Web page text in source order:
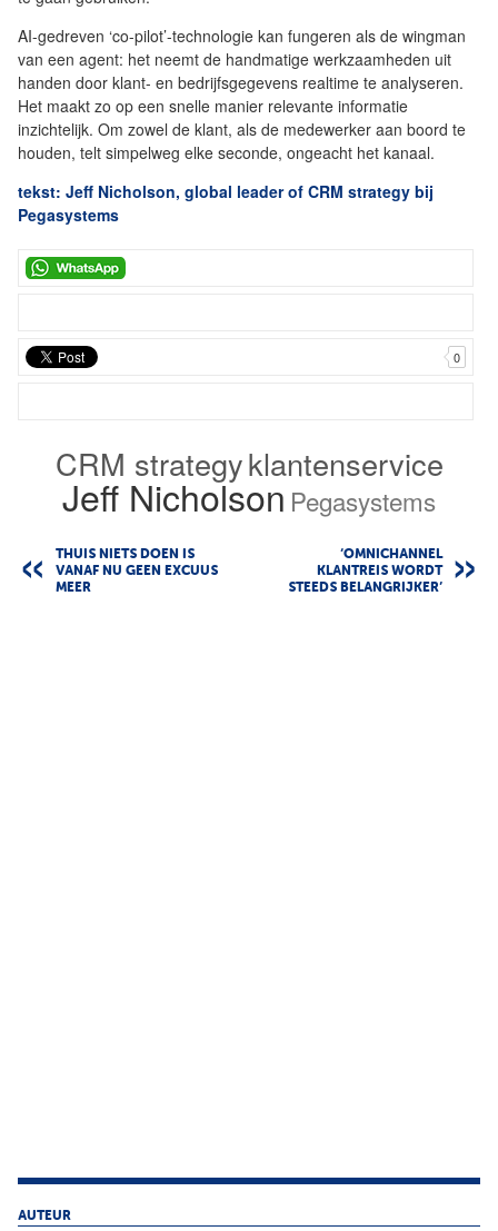
AI-gedreven ‘co-pilot’-technologie kan fungeren als de wingman
van een agent: het neemt de handmatige werkzaamheden uit
handen door klant- en bedrijfsgegevens realtime te analyseren.
Het maakt zo op een snelle manier relevante informatie
inzichtelijk. Om zowel de klant, als de medewerker aan boord te
houden, telt simpelweg elke seconde, ongeacht het kanaal.
tekst: Jeff Nicholson, global leader of CRM strategy bij
Pegasystems
0
CRM strategyklantenservice
Jeff Nicholson Pegasystems
THUIS NIETS DOEN IS
VANAF NU GEEN EXCUUS
MEER
‘OMNICHANNEL
KLANTREIS WORDT
STEEDS BELANGRIJKER’
AUTEUR